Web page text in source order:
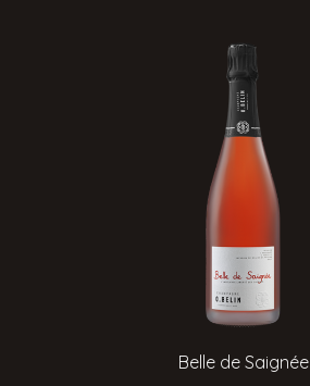
Belle de Saignée